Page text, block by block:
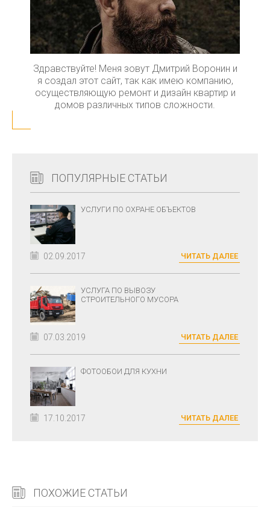
Здравствуйте! Меня зовут Дмитрий Воронин и
я создал этот сайт, так как имею компанию,
осуществляющую ремонт и дизайн квартир и
домов различных типов сложности.
ПОПУЛЯРНЫЕ СТАТЬИ
УСЛУГИ ПО ОХРАНЕ ОБЪЕКТОВ
02.09.2017 ЧИТАТЬ ДАЛЕЕ
УСЛУГА ПО ВЫВОЗУ
СТРОИТЕЛЬНОГО МУСОРА
07.03.2019 ЧИТАТЬ ДАЛЕЕ
ФОТООБОИ ДЛЯ КУХНИ
17.10.2017 ЧИТАТЬ ДАЛЕЕ
ПОХОЖИЕ СТАТЬИ